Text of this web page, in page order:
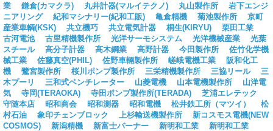
業
鎌倉(カマクラ) 丸井計器(マルイテクノ) 丸山製作所
岩下エンジ
ニアリング
紀和マシナリー(紀和工販) 亀倉精機 菊池製作所
京町
産業車輌(KSK)
共立機巧 共立電気計器 桐生(KIRYU)
栗田工業
古河電池
古里精機製作所 光洋サーモシステム 光洋機械産業
光葉
スチール
高分子計器 高木鋼業 高野計器 今田製作所
佐竹化学機
械工業
佐藤真空(PHIL) 佐野車輛製作所 嵯峨電機工業
阪和化工
機
鷺宮製作所 桜川ポンプ製作所 三栄精機製作所 三協リール
三
木プーリ
三和式ベンチレーター 山菱電機 山本電機製作所
山洋電
気
寺岡(TERAOKA) 寺田ポンプ製作所(TERADA)
芝浦エレテック
守随本店
昭和商会 昭和測器 昭和電機 松井鉄工所（マツイ）
松
村石油
象印チェンブロック 上杉輸送機製作所
新コスモス電機(NEW
COSMOS)
新潟精機 新富士バーナー 新明和工業
新明和工業